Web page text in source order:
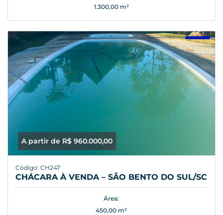
1.300,00 m²
A partir de R$ 960.000,00
Código: CH247
CHÁCARA À VENDA – SÃO BENTO DO SUL/SC
Área:
450,00 m²